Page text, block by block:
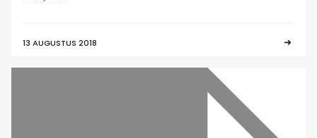
13 AUGUSTUS 2018